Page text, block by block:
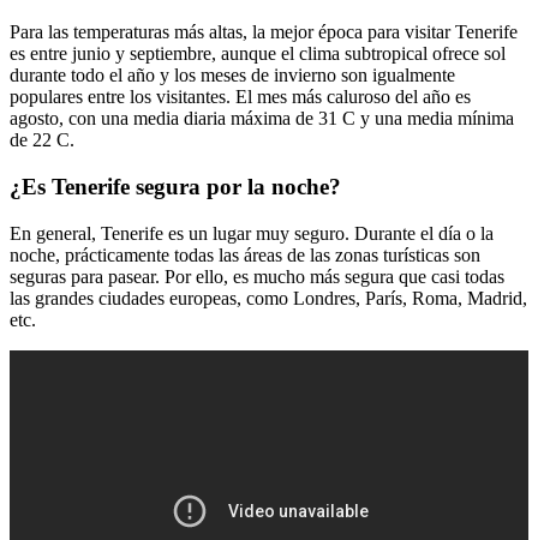
Para las temperaturas más altas, la mejor época para visitar Tenerife
es entre junio y septiembre, aunque el clima subtropical ofrece sol
durante todo el año y los meses de invierno son igualmente
populares entre los visitantes. El mes más caluroso del año es
agosto, con una media diaria máxima de 31 C y una media mínima
de 22 C.
¿Es Tenerife segura por la noche?
En general, Tenerife es un lugar muy seguro. Durante el día o la
noche, prácticamente todas las áreas de las zonas turísticas son
seguras para pasear. Por ello, es mucho más segura que casi todas
las grandes ciudades europeas, como Londres, París, Roma, Madrid,
etc.